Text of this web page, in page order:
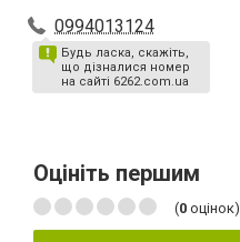
0994013124
Будь ласка, скажіть,
що дізналися номер
на сайті 6262.com.ua
Оцініть першим
(0 оцінок)